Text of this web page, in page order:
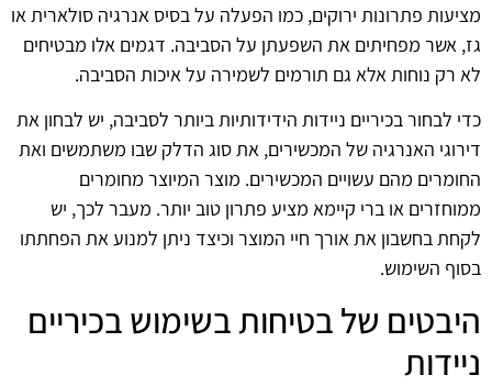
מציעות פתרונות ירוקים, כמו הפעלה על בסיס אנרגיה סולארית או
גז, אשר מפחיתים את השפעתן על הסביבה. דגמים אלו מבטיחים
לא רק נוחות אלא גם תורמים לשמירה על איכות הסביבה.
כדי לבחור בכיריים ניידות הידידותיות ביותר לסביבה, יש לבחון את
דירוגי האנרגיה של המכשירים, את סוג הדלק שבו משתמשים ואת
החומרים מהם עשויים המכשירים. מוצר המיוצר מחומרים
ממוחזרים או ברי קיימא מציע פתרון טוב יותר. מעבר לכך, יש
לקחת בחשבון את אורך חיי המוצר וכיצד ניתן למנוע את הפחתתו
בסוף השימוש.
היבטים של בטיחות בשימוש בכיריים
ניידות